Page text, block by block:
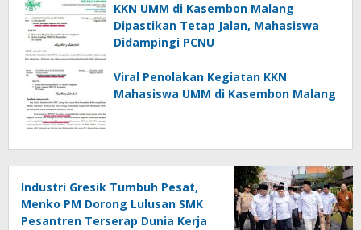
KKN UMM di Kasembon Malang
Dipastikan Tetap Jalan, Mahasiswa
Didampingi PCNU
Viral Penolakan Kegiatan KKN
Mahasiswa UMM di Kasembon Malang
Industri Gresik Tumbuh Pesat,
Menko PM Dorong Lulusan SMK
Pesantren Terserap Dunia Kerja